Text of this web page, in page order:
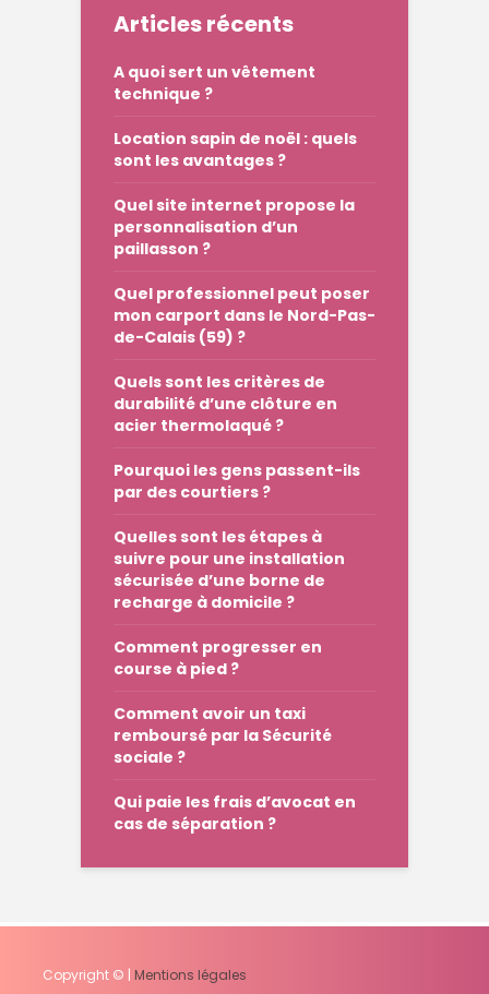
Articles récents
A quoi sert un vêtement
technique ?
Location sapin de noël : quels
sont les avantages ?
Quel site internet propose la
personnalisation d’un
paillasson ?
Quel professionnel peut poser
mon carport dans le Nord-Pas-
de-Calais (59) ?
Quels sont les critères de
durabilité d’une clôture en
acier thermolaqué ?
Pourquoi les gens passent-ils
par des courtiers ?
Quelles sont les étapes à
suivre pour une installation
sécurisée d’une borne de
recharge à domicile ?
Comment progresser en
course à pied ?
Comment avoir un taxi
remboursé par la Sécurité
sociale ?
Qui paie les frais d’avocat en
cas de séparation ?
Copyright © | Mentions légales